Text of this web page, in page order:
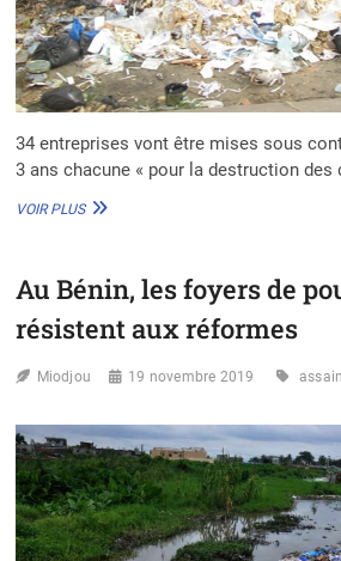
34 entreprises vont être mises sous
3 ans chacune « pour la destruction
VOIR PLUSBÉNIN
:
L’ÉLIMINATION
DÉPOTOIRS
DÉCHETS
Au Bénin, les foyers de
résistent aux réformes
Miodjou 19 novembre 2019